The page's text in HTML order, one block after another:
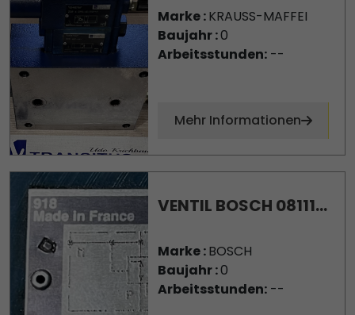
Marke :KRAUSS-MAFFEI
Baujahr :0
Arbeitsstunden:--
Mehr Informationen
VENTIL BOSCH 08111...
Marke :BOSCH
Baujahr :0
Arbeitsstunden:--